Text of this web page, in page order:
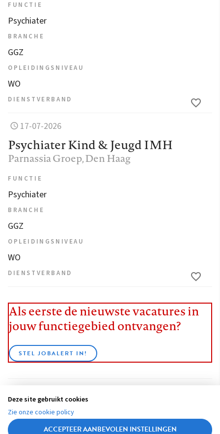
FUNCTIE
Psychiater
BRANCHE
GGZ
OPLEIDINGSNIVEAU
WO
DIENSTVERBAND
17-07-2026
Psychiater Kind & Jeugd IMH
Parnassia Groep, Den Haag
FUNCTIE
Psychiater
BRANCHE
GGZ
OPLEIDINGSNIVEAU
WO
DIENSTVERBAND
Als eerste de nieuwste vacatures in
jouw functiegebied ontvangen?
STEL JOBALERT IN!
BEKIJK ALLE VACATURES
Deze site gebruikt cookies
Zie onze cookie policy
ACCEPTEER AANBEVOLEN INSTELLINGEN